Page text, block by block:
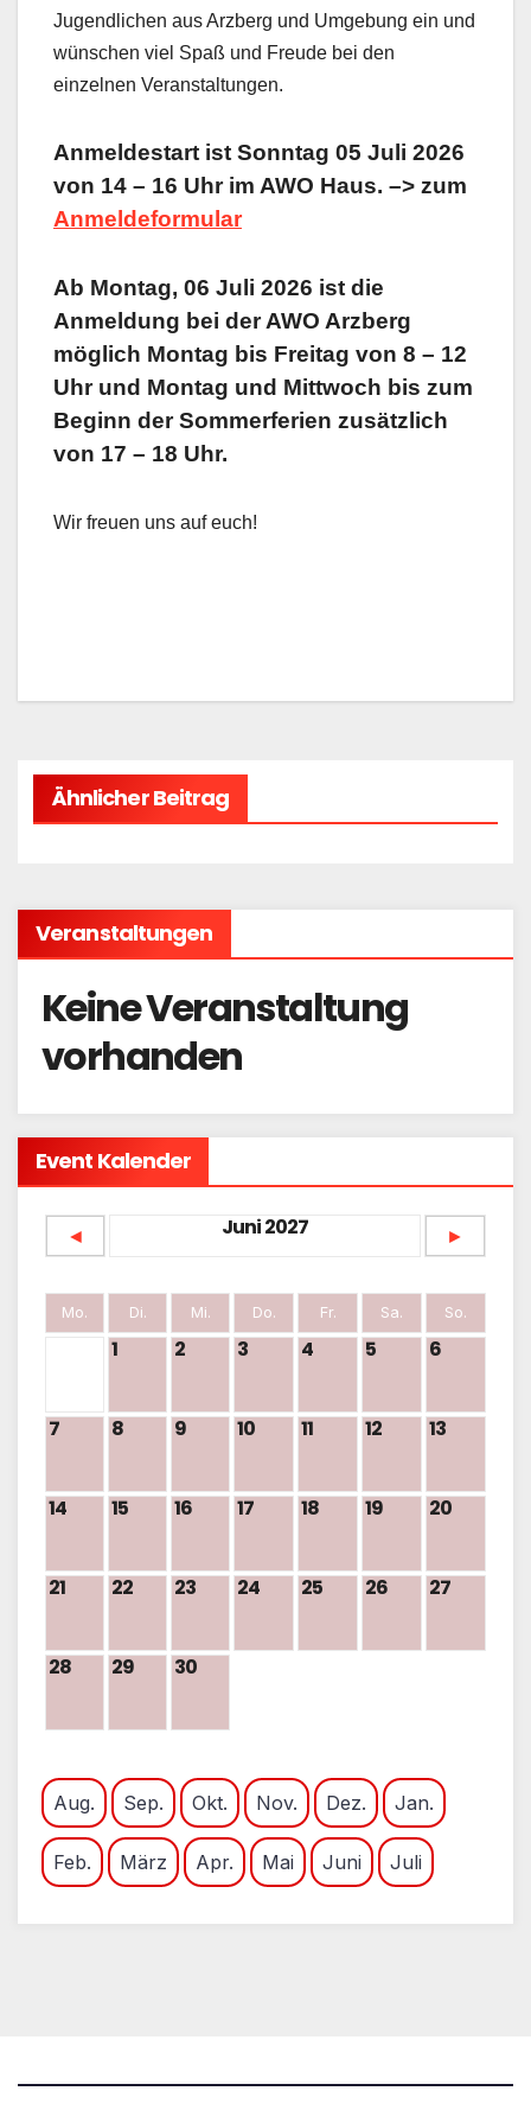
Jugendlichen aus Arzberg und Umgebung ein und
wünschen viel Spaß und Freude bei den
einzelnen Veranstaltungen.
Anmeldestart ist Sonntag 05 Juli 2026
von 14 – 16 Uhr im AWO Haus. –> zum
Anmeldeformular
Ab Montag, 06 Juli 2026 ist die
Anmeldung bei der AWO Arzberg
möglich Montag bis Freitag von 8 – 12
Uhr und Montag und Mittwoch bis zum
Beginn der Sommerferien zusätzlich
von 17 – 18 Uhr.
Wir freuen uns auf euch!
Ähnlicher Beitrag
Veranstaltungen
Keine Veranstaltung
vorhanden
Event Kalender
◄ Juni 2027 ►
Mo. Di. Mi. Do. Fr. Sa. So.
1 2 3 4 5 6
7 8 9 10 11 12 13
14 15 16 17 18 19 20
21 22 23 24 25 26 27
28 29 30
Aug. Sep. Okt. Nov. Dez. Jan.
Feb. März Apr. Mai Juni Juli